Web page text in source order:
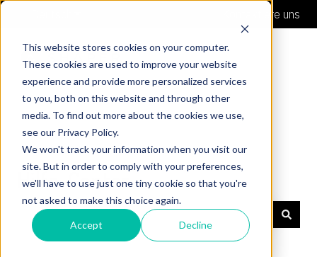
This website stores cookies on your computer.
These cookies are used to improve your website
experience and provide more personalized services
to you, both on this website and through other
media. To find out more about the cookies we use,
see our Privacy Policy.
We won't track your information when you visit our
site. But in order to comply with your preferences,
we'll have to use just one tiny cookie so that you're
not asked to make this choice again.
Accept Decline
Kontaktiere uns
Hilfe-Center
Es gibt keine Vorschläge, da das Suchfeld leer ist.